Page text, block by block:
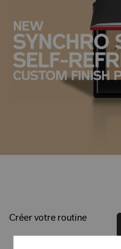
Créer votre routine